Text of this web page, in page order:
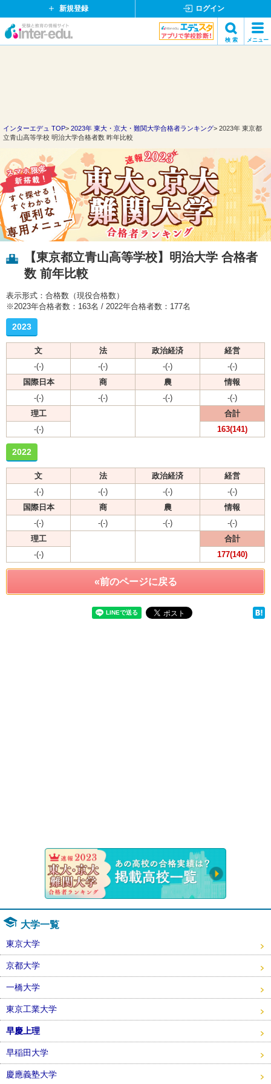
新規登録 ログイン
イ
ド
ッ
ト
コ
ム
検 索 メニュー
インターエデュ TOP 2023年 東大・京大・難関大学合格者ランキング
2023年 東京都
立青山高等学校 明治大学合格者数 昨年比較
【東京都立青山高等学校】明治大学 合格者
数 前年比較
表示形式：合格数（現役合格数）
※2023年合格者数：163名 / 2022年合格者数：177名
2023
文 法 政治経済
経営
-(-)
-(-) -(-)
-(-)
国際日本
商 農
情報
-(-)
-(-) -(-)
-(-)
理工
合計
-(-)
163(141)
2022
文 法 政治経済
経営
-(-)
-(-) -(-)
-(-)
国際日本
商 農
情報
-(-)
-(-) -(-)
-(-)
理工
合計
-(-)
177(140)
«前のページに戻る
大学一覧
東京大学
京都大学
一橋大学
東京工業大学
早慶上理
早稲田大学
慶應義塾大学